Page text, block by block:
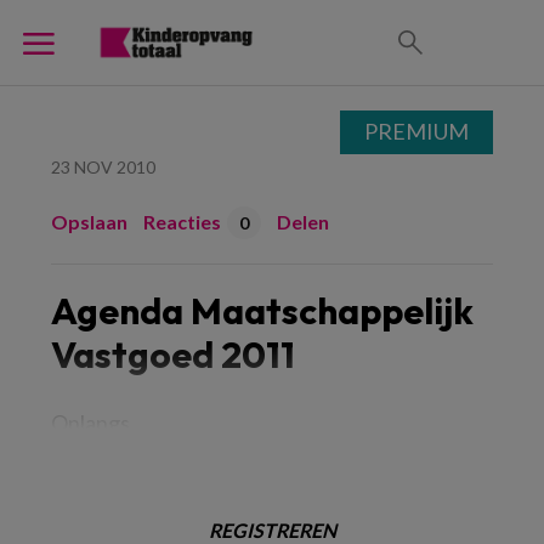
23 NOV 2010
Opslaan Reacties 0 Delen
Agenda Maatschappelijk
Vastgoed 2011
REGISTREREN
PREMIUM